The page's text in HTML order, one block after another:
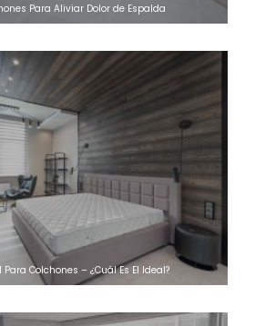
Para Aliviar Dolor de Espalda
Colchones – ¿Cuál Es El Ideal?